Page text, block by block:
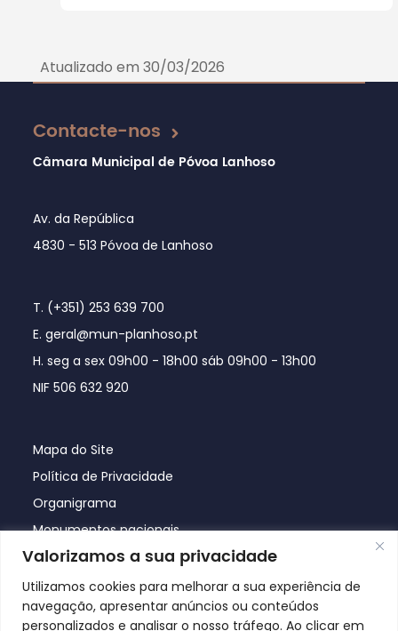
Valorizamos a sua privacidade
Utilizamos cookies para melhorar a sua experiência de
navegação, apresentar anúncios ou conteúdos
personalizados e analisar o nosso tráfego. Ao clicar em
Atualizado em 30/03/2026
Contacte-nos
Câmara Municipal de Póvoa Lanhoso
Av. da República
4830 - 513 Póvoa de Lanhoso
T. (+351) 253 639 700
E. geral@mun-planhoso.pt
H. seg a sex 09h00 - 18h00 sáb 09h00 - 13h00
NIF 506 632 920
Mapa do Site
Política de Privacidade
Organigrama
Monumentos nacionais